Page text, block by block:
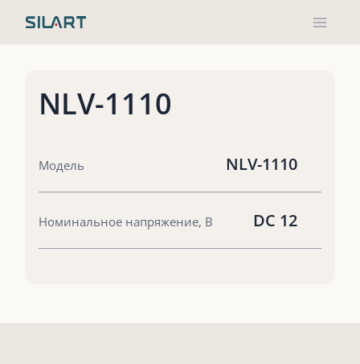
NLV-1110
Модель NLV-1110
Номинальное напряжение, В DC 12